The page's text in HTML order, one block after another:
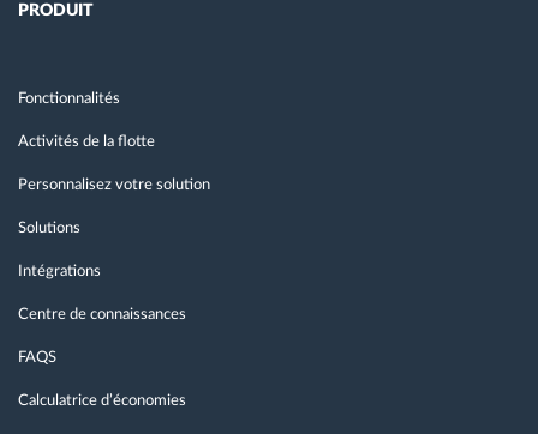
PRODUIT
Fonctionnalités
Activités de la flotte
Personnalisez votre solution
Solutions
Intégrations
Centre de connaissances
FAQS
Calculatrice d’économies